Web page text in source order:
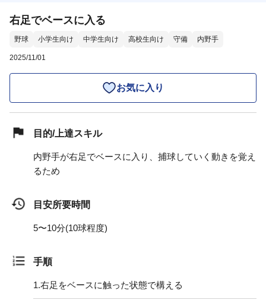
右足でベースに入る
野球 小学生向け 中学生向け 高校生向け 守備 内野手
2025/11/01
お気に入り
目的/上達スキル
内野手が右足でベースに入り、捕球していく動きを覚え
るため
目安所要時間
5〜10分(10球程度)
手順
1.右足をベースに触った状態で構える